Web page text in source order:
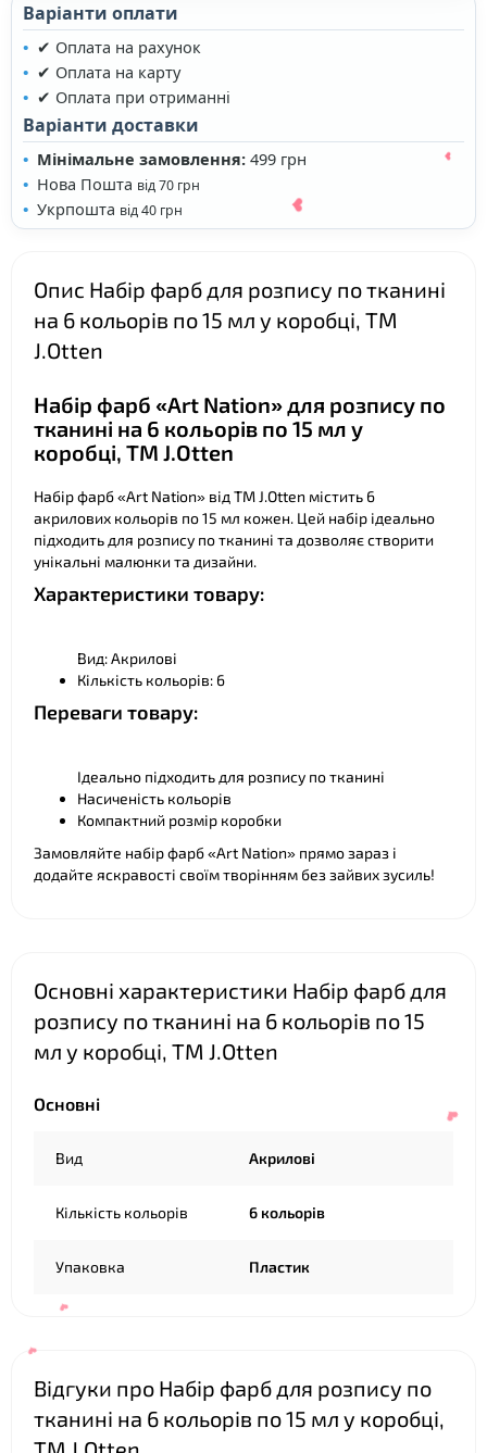
Варіанти оплати
✔ Оплата на рахунок
✔ Оплата на карту
✔ Оплата при отриманні
Варіанти доставки
Мінімальне замовлення: 499 грн
Нова Пошта від 70 грн
Укрпошта від 40 грн
Опис Набір фарб для розпису по тканині
на 6 кольорів по 15 мл у коробці, ТМ
J.Otten
Набір фарб «Art Nation» для розпису по
тканині на 6 кольорів по 15 мл у
коробці, ТМ J.Otten
Набір фарб «Art Nation» від ТМ J.Otten містить 6
акрилових кольорів по 15 мл кожен. Цей набір ідеально
підходить для розпису по тканині та дозволяє створити
унікальні малюнки та дизайни.
Характеристики товару:
Вид: Акрилові
Кількість кольорів: 6
Переваги товару:
Ідеально підходить для розпису по тканині
Насиченість кольорів
Компактний розмір коробки
Замовляйте набір фарб «Art Nation» прямо зараз і
додайте яскравості своїм творінням без зайвих зусиль!
Основні характеристики Набір фарб для
розпису по тканині на 6 кольорів по 15
мл у коробці, ТМ J.Otten
Основні
Вид Акрилові
Кількість кольорів 6 кольорів
Упаковка Пластик
Відгуки про Набір фарб для розпису по
тканині на 6 кольорів по 15 мл у коробці,
❤